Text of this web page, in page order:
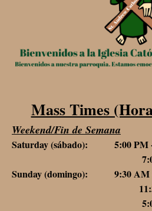
Mass Times
Weekend/Fin de Semana
Saturday (sábado): 5:00 PM -
7:00 PM -
Sunday (domingo): 9:30 AM
11:30 AM -
5:00 PM -